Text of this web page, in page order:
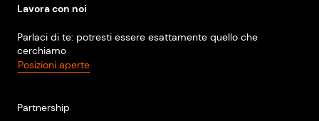
Lavora con noi
Parlaci di te: potresti essere esattamente quello che
cerchiamo
Posizioni aperte
Partnership